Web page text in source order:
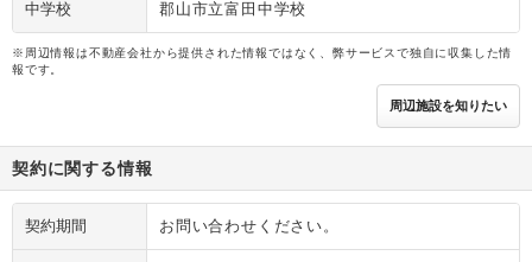
中学校 郡山市立富田中学校
※周辺情報は不動産会社から提供された情報ではなく、弊サービスで独自に収集した情
報です。
周辺施設を知りたい
契約に関する情報
契約期間 お問い合わせください。